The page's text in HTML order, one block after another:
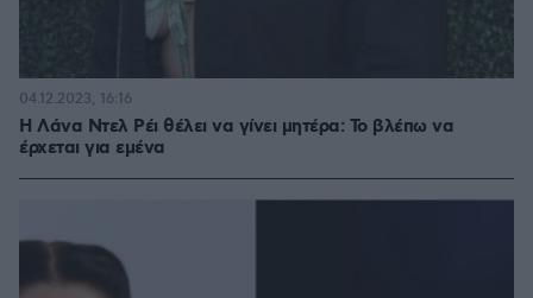
Η Λάνα Ντελ Ρέι θέλει να γίνει μητέρα: Το βλέπω να
έρχεται για εμένα
04.12.2023, 16:16